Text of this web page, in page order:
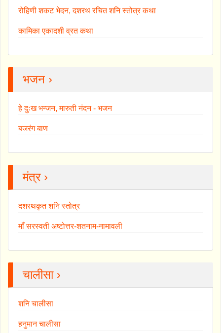
रोहिणी शकट भेदन, दशरथ रचित शनि स्तोत्र कथा
कामिका एकादशी व्रत कथा
भजन ›
हे दुःख भन्जन, मारुती नंदन - भजन
बजरंग बाण
मंत्र ›
दशरथकृत शनि स्तोत्र
माँ सरस्वती अष्टोत्तर-शतनाम-नामावली
चालीसा ›
शनि चालीसा
हनुमान चालीसा